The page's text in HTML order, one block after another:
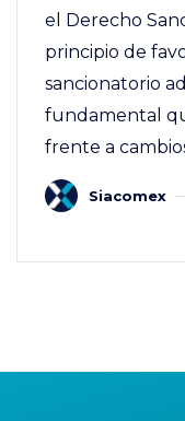
el Derecho
principio de
sancionatorio
fundamental
frente a
Siacomex